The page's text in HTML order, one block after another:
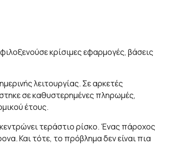
κρίσιμες εφαρμογές, βάσεις
λειτουργίας. Σε αρκετές
σε καθυστερημένες πληρωμές,
έτους.
τεράστιο ρίσκο. Ένας πάροχος
Και τότε, το πρόβλημα δεν είναι πια